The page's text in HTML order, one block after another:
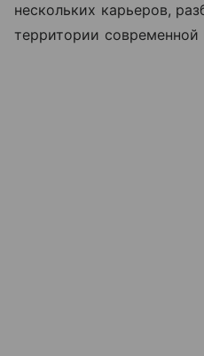
нескольких карьеров,
территории современной